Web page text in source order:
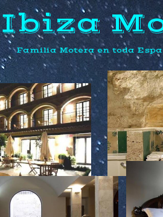
Familia Motera en toda
Ibiza